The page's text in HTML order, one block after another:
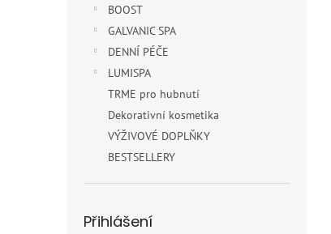
BOOST
GALVANIC SPA
DENNÍ PÉČE
LUMISPA
TRME pro hubnutí
Dekorativní kosmetika
VÝŽIVOVÉ DOPLŇKY
BESTSELLERY
Přihlášení